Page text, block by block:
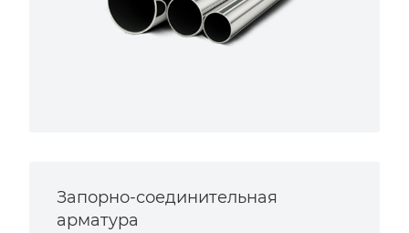
Запорно-соединительная
арматура